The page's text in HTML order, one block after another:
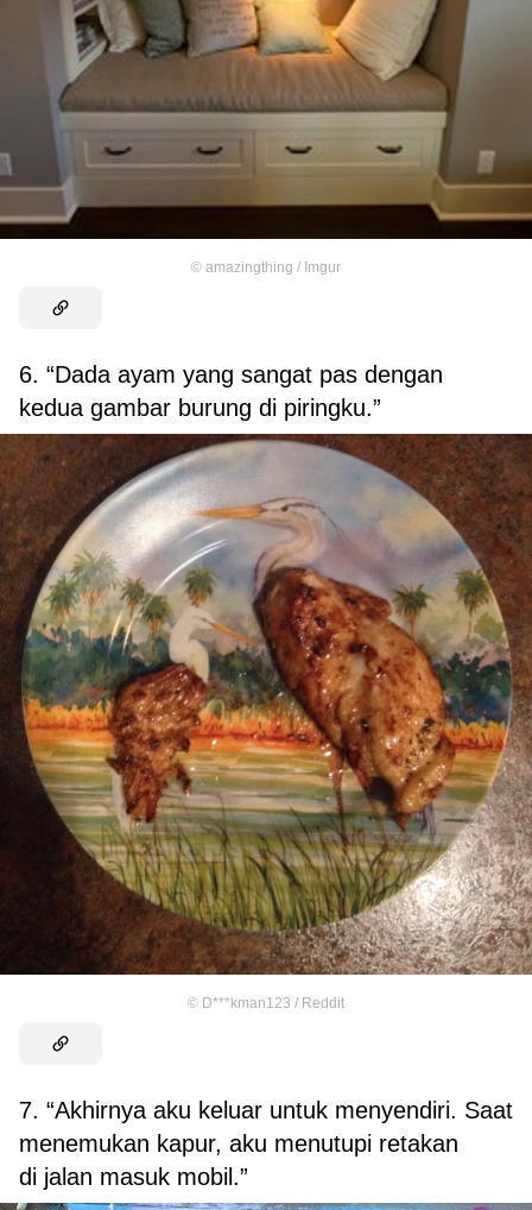
© amazingthing / Imgur
6. “Dada ayam yang sangat pas dengan
kedua gambar burung di piringku.”
© D***kman123 / Reddit
7. “Akhirnya aku keluar untuk menyendiri. Saat
menemukan kapur, aku menutupi retakan
di jalan masuk mobil.”